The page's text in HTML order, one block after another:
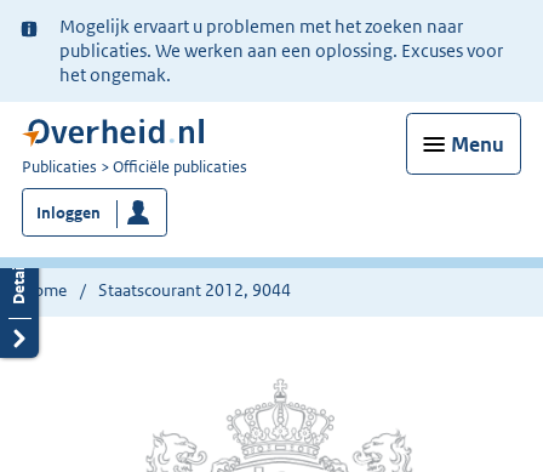
Ter
informatie:
Mogelijk ervaart u problemen met het zoeken naar
publicaties. We werken aan een oplossing. Excuses voor
het ongemak.
Menu
U
bent
nu
hier:
Publicaties Officiële publicaties
Inloggen
Home Staatscourant 2012, 9044